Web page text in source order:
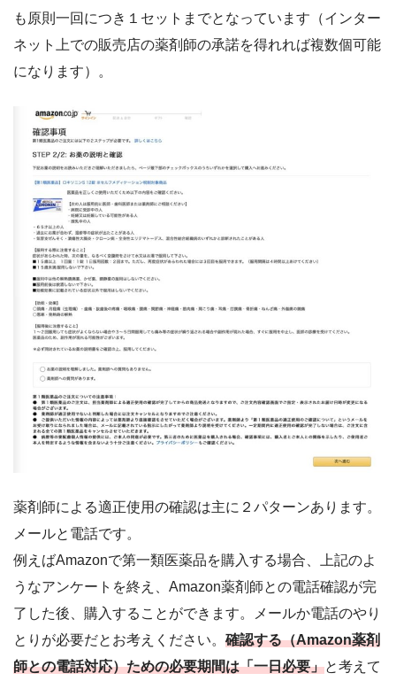
も原則一回につき１セットまでとなっています（インター
ネット上での販売店の薬剤師の承諾を得れれば複数個可能
になります）。
薬剤師による適正使用の確認は主に２パターンあります。
メールと電話です。
例えばAmazonで第一類医薬品を購入する場合、上記のよ
うなアンケートを終え、Amazon薬剤師との電話確認が完
了した後、購入することができます。メールか電話のやり
とりが必要だとお考えください。 確認する（Amazon薬剤
師との電話対応）ための必要期間は「一日必要」と考えて